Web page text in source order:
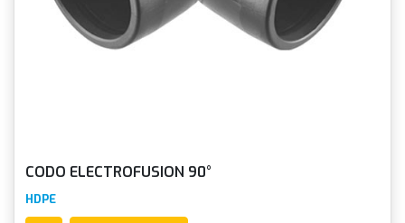
CODO ELECTROFUSION 90°
HDPE